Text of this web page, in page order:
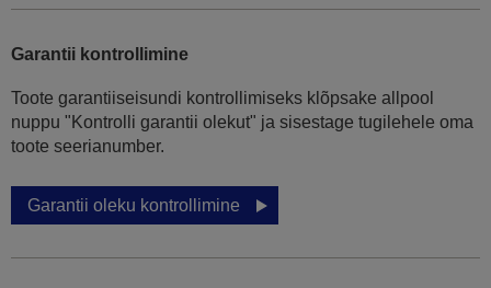
Garantii kontrollimine
Toote garantiiseisundi kontrollimiseks klõpsake allpool
nuppu "Kontrolli garantii olekut" ja sisestage tugilehele oma
toote seerianumber.
Garantii oleku kontrollimine